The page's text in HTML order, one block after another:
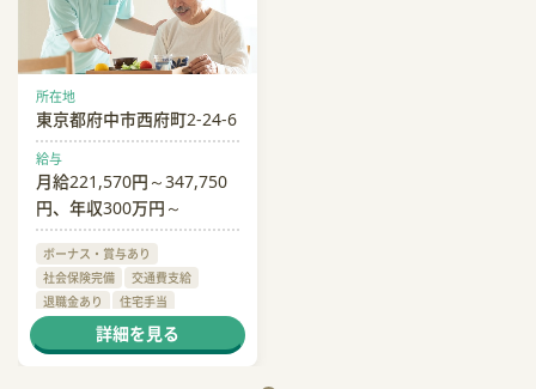
所在地
東京都府中市西府町2-24-6
給与
月給221,570円～347,750
円、年収300万円～
ボーナス・賞与あり
社会保険完備
交通費支給
退職金あり
住宅手当
残業月20時間以内
詳細を見る